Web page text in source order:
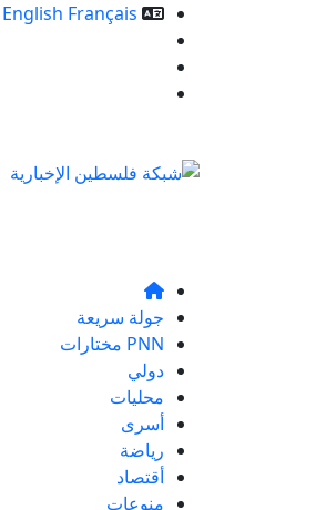
English Français
جولة سريعة
PNN مختارات
دولي
محليات
أسرى
رياضة
أقتصاد
منوعات